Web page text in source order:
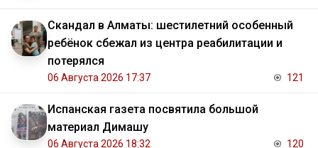
Скандал в Алматы: шестилетний особенный
ребёнок сбежал из центра реабилитации и
потерялся
06 Августа 2026 17:37 121
Испанская газета посвятила большой
материал Димашу
06 Августа 2026 18:32 120